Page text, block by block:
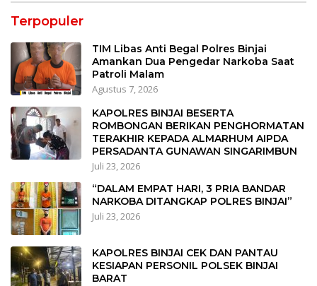
Terpopuler
TIM Libas Anti Begal Polres Binjai
Amankan Dua Pengedar Narkoba Saat
Patroli Malam
Agustus 7, 2026
KAPOLRES BINJAI BESERTA
ROMBONGAN BERIKAN PENGHORMATAN
TERAKHIR KEPADA ALMARHUM AIPDA
PERSADANTA GUNAWAN SINGARIMBUN
Juli 23, 2026
“DALAM EMPAT HARI, 3 PRIA BANDAR
NARKOBA DITANGKAP POLRES BINJAI”
Juli 23, 2026
KAPOLRES BINJAI CEK DAN PANTAU
KESIAPAN PERSONIL POLSEK BINJAI
BARAT